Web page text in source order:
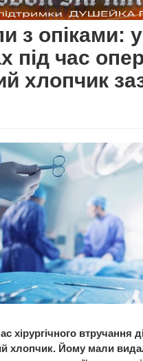
з опіками: у
під час
хлопчик
хірургічного втручання
хлопчик. Йому мали